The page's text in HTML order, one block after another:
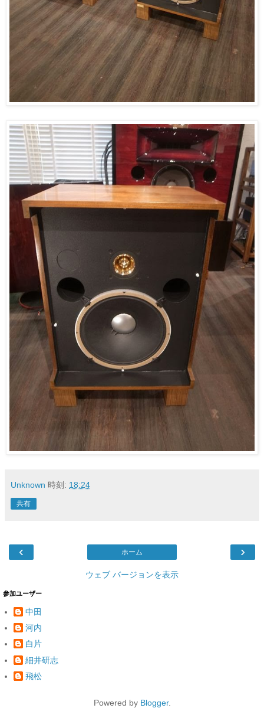
Unknown 時刻: 18:24
共有
‹ ›
ホーム
ウェブ バージョンを表示
参加ユーザー
中田
河内
白片
細井研志
飛松
Powered by Blogger.